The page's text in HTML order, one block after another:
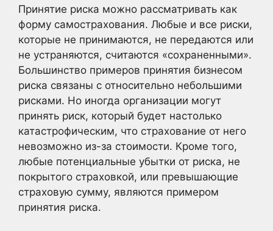
Принятие риска можно рассматривать как
форму самострахования. Любые и все риски,
которые не принимаются, не передаются или
не устраняются, считаются «сохраненными».
Большинство примеров принятия бизнесом
риска связаны с относительно небольшими
рисками. Но иногда организации могут
принять риск, который будет настолько
катастрофическим, что страхование от него
невозможно из-за стоимости. Кроме того,
любые потенциальные убытки от риска, не
покрытого страховкой, или превышающие
страховую сумму, являются примером
принятия риска.